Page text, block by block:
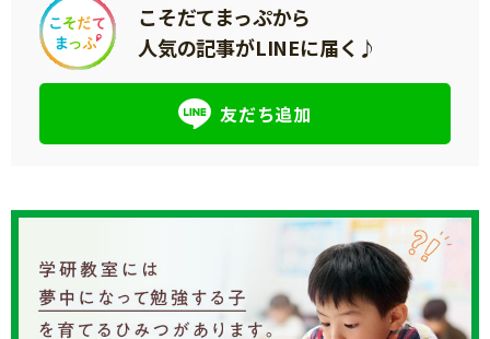
こそだてまっぷから
人気の記事がLINEに届く♪
友だち追加